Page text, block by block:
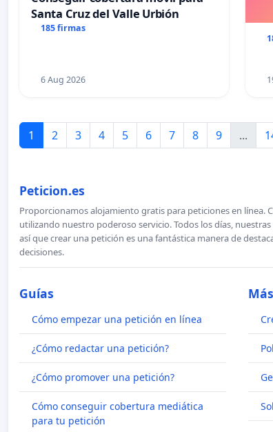
Santa Cruz del Valle Urbión
185 firmas
6 Aug 2026
1 2 3 4 5 6 7 8 9 ...
Peticion.es
Proporcionamos alojamiento gratis para peticiones en línea.
utilizando nuestro poderoso servicio. Todos los días,
así que crear una petición es una fantástica manera de
decisiones.
Guías
Cómo empezar una petición en línea
¿Cómo redactar una petición?
¿Cómo promover una petición?
Cómo conseguir cobertura mediática
para tu petición
Más